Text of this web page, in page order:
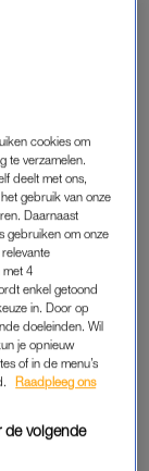
adoptie-vader
weken oud
het jaar 2021’
adoptie. Op
haar ook
belangrijk het
Dit is iets wat
praten maar
cookies om
te verzamelen.
deelt met ons,
gebruik van onze
Daarnaast
gebruiken om onze
met 4
enkel getoond
in. Door op
doeleinden. Wil
je opnieuw
of in de menu’s
Raadpleeg ons
de volgende